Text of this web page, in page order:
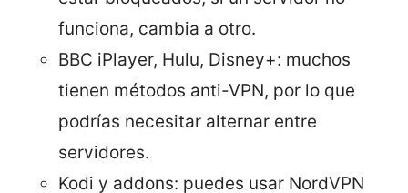
funciona, cambia a otro.
BBC iPlayer, Hulu, Disney+: muchos
tienen métodos anti-VPN, por lo que
podrías necesitar alternar entre
servidores.
Kodi y addons: puedes usar NordVPN